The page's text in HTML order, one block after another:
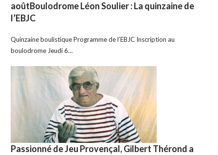
aoûtBoulodrome Léon Soulier : La quinzaine de
l’EBJC
Quinzaine boulistique Programme de l’EBJC Inscription au
boulodrome Jeudi 6…
Passionné de Jeu Provençal, Gilbert Thérond a